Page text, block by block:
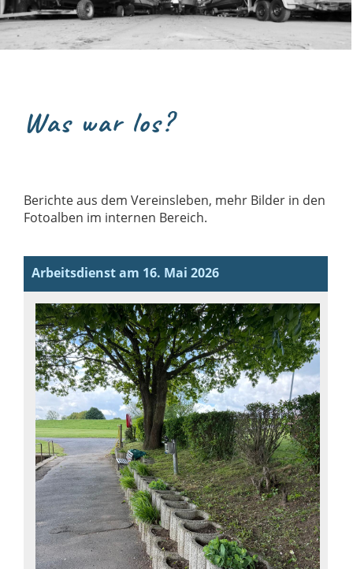
Was war los?
Berichte aus dem Vereinsleben, mehr Bilder in den
Fotoalben im internen Bereich.
Arbeitsdienst am 16. Mai 2026